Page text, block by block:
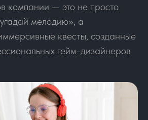
компании — это не просто
мелодию», а
квесты, созданные
гейм-дизайнеров